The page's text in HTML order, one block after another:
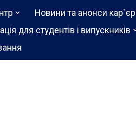
Новини та анонси
для студентів і випускників